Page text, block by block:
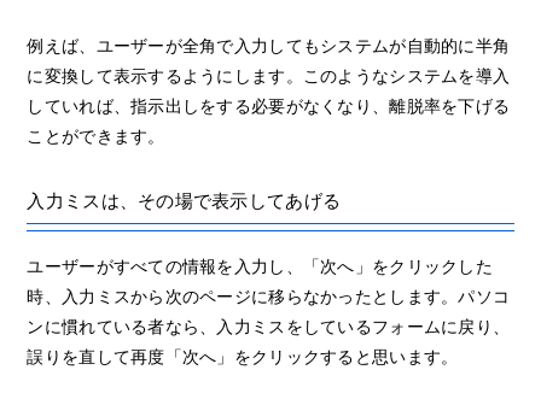
例えば、ユーザーが全角で入力してもシステムが自動的に半角
に変換して表示するようにします。このようなシステムを導入
していれば、指示出しをする必要がなくなり、離脱率を下げる
ことができます。
入力ミスは、その場で表示してあげる
ユーザーがすべての情報を入力し、「次へ」をクリックした
時、入力ミスから次のページに移らなかったとします。パソコ
ンに慣れている者なら、入力ミスをしているフォームに戻り、
誤りを直して再度「次へ」をクリックすると思います。